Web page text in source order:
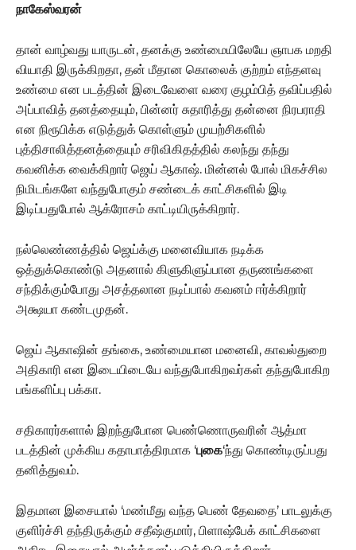
நாகேஸ்வரன்
தான் வாழ்வது யாருடன், தனக்கு உண்மையிலேயே ஞாபக மறதி
வியாதி இருக்கிறதா, தன் மீதான கொலைக் குற்றம் எந்தளவு
உண்மை என படத்தின் இடைவேளை வரை குழம்பித் தவிப்பதில்
அப்பாவித் தனத்தையும், பின்னர் சுதாரித்து தன்னை நிரபராதி
என நிரூபிக்க எடுத்துக் கொள்ளும் முயற்சிகளில்
புத்திசாலித்தனத்தையும் சரிவிகிதத்தில் கலந்து தந்து
கவனிக்க வைக்கிறார் ஜெய் ஆகாஷ். மின்னல் போல் மிகச்சில
நிமிடங்களே வந்துபோகும் சண்டைக் காட்சிகளில் இடி
இடிப்பதுபோல் ஆக்ரோசம் காட்டியிருக்கிறார்.
நல்லெண்ணத்தில் ஜெய்க்கு மனைவியாக நடிக்க
ஒத்துக்கொண்டு அதனால் கிளுகிளுப்பான தருணங்களை
சந்திக்கும்போது அசத்தலான நடிப்பால் கவனம் ஈர்க்கிறார்
அக்ஷயா கண்டமுதன்.
ஜெய் ஆகாஷின் தங்கை, உண்மையான மனைவி, காவல்துறை
அதிகாரி என இடையிடையே வந்துபோகிறவர்கள் தந்துபோகிற
பங்களிப்பு பக்கா.
சதிகாரர்களால் இறந்துபோன பெண்ணொருவரின் ஆத்மா
படத்தின் முக்கிய கதாபாத்திரமாக ‘புகை‘ந்து கொண்டிருப்பது
தனித்துவம்.
இதமான இசையால் ‘மண்மீது வந்த பெண் தேவதை’ பாடலுக்கு
குளிர்ச்சி தந்திருக்கும் சதீஷ்குமார், பிளாஷ்பேக் காட்சிகளை